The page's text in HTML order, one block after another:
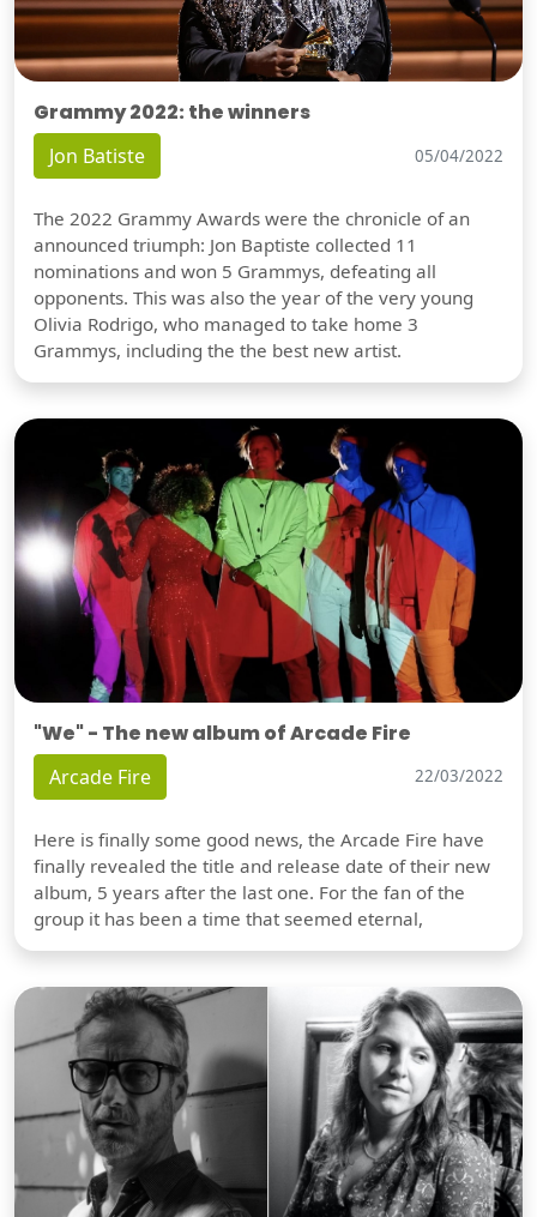
Grammy 2022: the winners
Jon Batiste 05/04/2022
The 2022 Grammy Awards were the chronicle of an
announced triumph: Jon Baptiste collected 11
nominations and won 5 Grammys, defeating all
opponents. This was also the year of the very young
Olivia Rodrigo, who managed to take home 3
Grammys, including the the best new artist.
"We" - The new album of Arcade Fire
Arcade Fire 22/03/2022
Here is finally some good news, the Arcade Fire have
finally revealed the title and release date of their new
album, 5 years after the last one. For the fan of the
group it has been a time that seemed eternal,